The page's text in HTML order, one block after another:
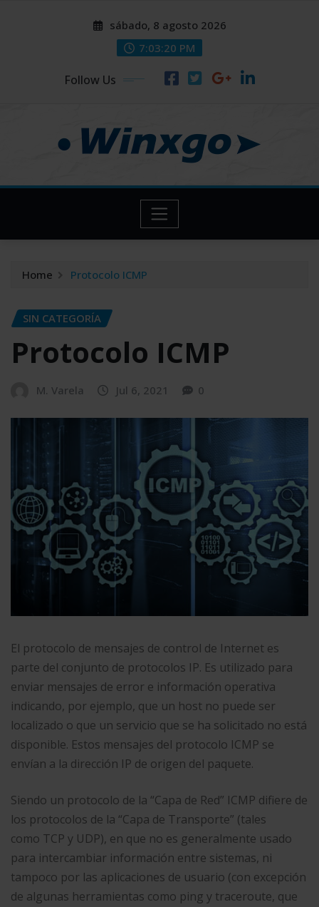
sábado, 8 agosto 2026
7:03:21 PM
Follow Us
Home Protocolo ICMP
SIN CATEGORÍA
Protocolo ICMP
M. Varela Jul 6, 2021 0
El protocolo de mensajes de control de Internet es
parte del conjunto de protocolos IP. Es utilizado para
enviar mensajes de error e información operativa
indicando, por ejemplo, que un host no puede ser
localizado o que un servicio que se ha solicitado no está
disponible. Estos mensajes del protocolo ICMP se
envían a la dirección IP de origen del paquete.
Siendo un protocolo de la “Capa de Red” ICMP difiere de
los protocolos de la “Capa de Transporte” (tales
como TCP y UDP), en que no es generalmente usado
para intercambiar información entre sistemas, ni
tampoco por las aplicaciones de usuario (con excepción
de algunas herramientas como ping y traceroute, que